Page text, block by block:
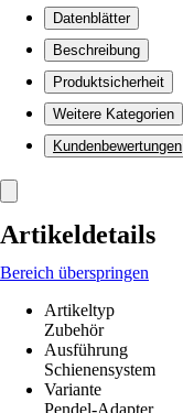
Datenblätter
Beschreibung
Produktsicherheit
Weitere Kategorien
Kundenbewertungen
Artikeldetails
Bereich überspringen
Artikeltyp
Zubehör
Ausführung
Schienensystem
Variante
Pendel-Adapter